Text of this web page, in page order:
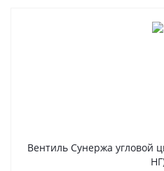
Вентиль Сунержа угловой